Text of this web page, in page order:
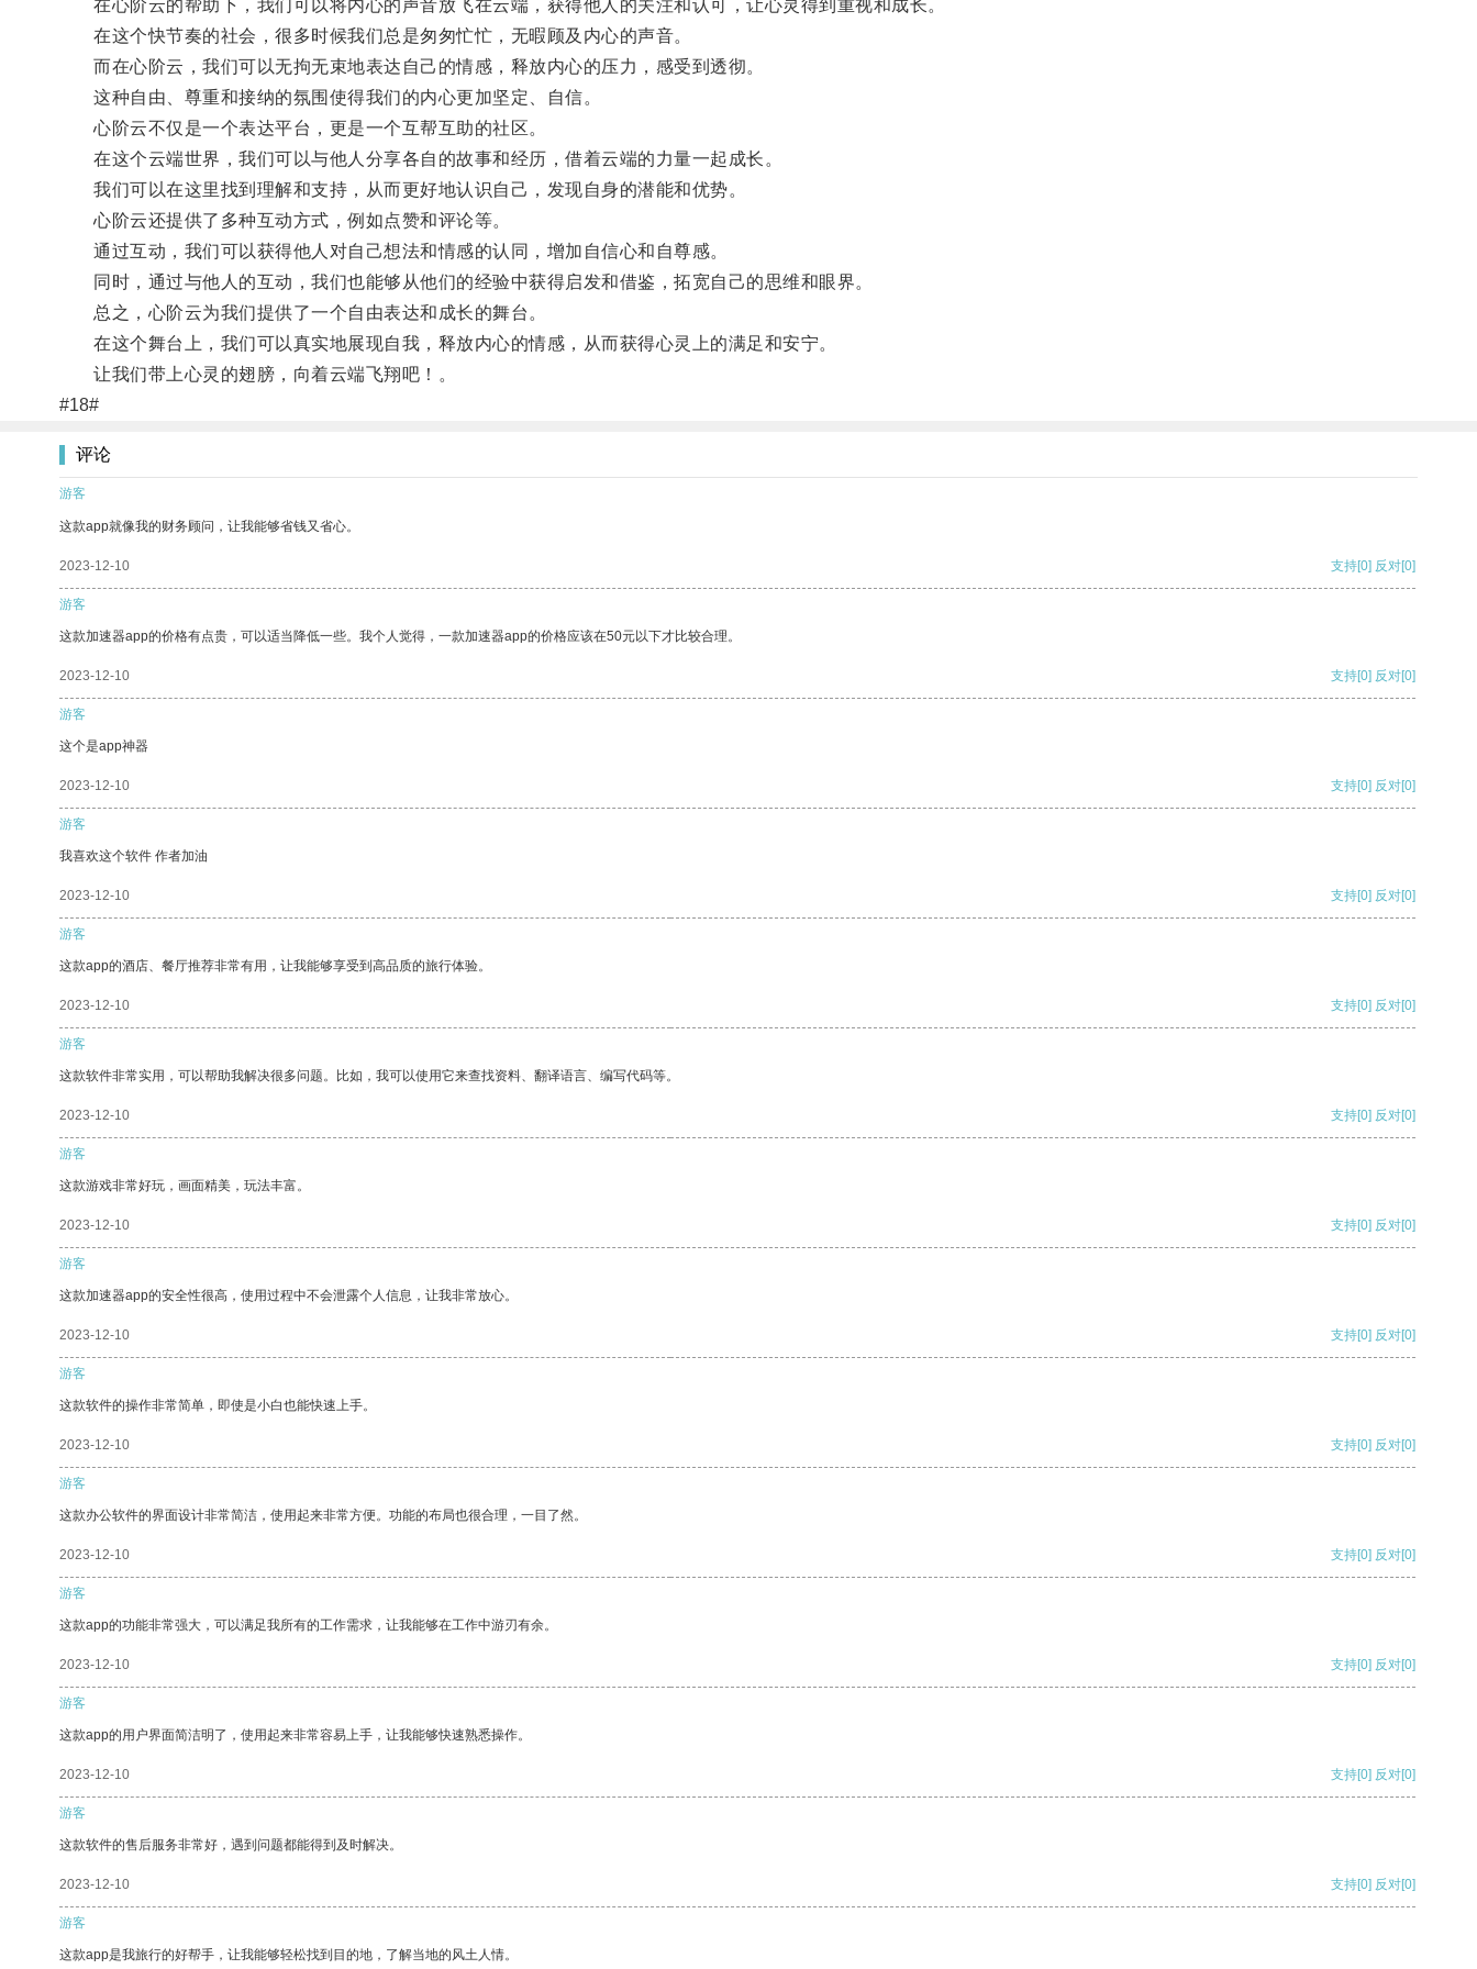
在心阶云的帮助下，我们可以将内心的声音放飞在云端，获得他人的关注和认可，让心灵得到重视和成长。
在这个快节奏的社会，很多时候我们总是匆匆忙忙，无暇顾及内心的声音。
而在心阶云，我们可以无拘无束地表达自己的情感，释放内心的压力，感受到透彻。
这种自由、尊重和接纳的氛围使得我们的内心更加坚定、自信。
心阶云不仅是一个表达平台，更是一个互帮互助的社区。
在这个云端世界，我们可以与他人分享各自的故事和经历，借着云端的力量一起成长。
我们可以在这里找到理解和支持，从而更好地认识自己，发现自身的潜能和优势。
心阶云还提供了多种互动方式，例如点赞和评论等。
通过互动，我们可以获得他人对自己想法和情感的认同，增加自信心和自尊感。
同时，通过与他人的互动，我们也能够从他们的经验中获得启发和借鉴，拓宽自己的思维和眼界。
总之，心阶云为我们提供了一个自由表达和成长的舞台。
在这个舞台上，我们可以真实地展现自我，释放内心的情感，从而获得心灵上的满足和安宁。
让我们带上心灵的翅膀，向着云端飞翔吧！。
#18#
评论
游客
这款app就像我的财务顾问，让我能够省钱又省心。
2023-12-10 支持[0] 反对[0]
游客
这款加速器app的价格有点贵，可以适当降低一些。我个人觉得，一款加速器app的价格应该在50元以下才比较合理。
2023-12-10 支持[0] 反对[0]
游客
这个是app神器
2023-12-10 支持[0] 反对[0]
游客
我喜欢这个软件 作者加油
2023-12-10 支持[0] 反对[0]
游客
这款app的酒店、餐厅推荐非常有用，让我能够享受到高品质的旅行体验。
2023-12-10 支持[0] 反对[0]
游客
这款软件非常实用，可以帮助我解决很多问题。比如，我可以使用它来查找资料、翻译语言、编写代码等。
2023-12-10 支持[0] 反对[0]
游客
这款游戏非常好玩，画面精美，玩法丰富。
2023-12-10 支持[0] 反对[0]
游客
这款加速器app的安全性很高，使用过程中不会泄露个人信息，让我非常放心。
2023-12-10 支持[0] 反对[0]
游客
这款软件的操作非常简单，即使是小白也能快速上手。
2023-12-10 支持[0] 反对[0]
游客
这款办公软件的界面设计非常简洁，使用起来非常方便。功能的布局也很合理，一目了然。
2023-12-10 支持[0] 反对[0]
游客
这款app的功能非常强大，可以满足我所有的工作需求，让我能够在工作中游刃有余。
2023-12-10 支持[0] 反对[0]
游客
这款app的用户界面简洁明了，使用起来非常容易上手，让我能够快速熟悉操作。
2023-12-10 支持[0] 反对[0]
游客
这款软件的售后服务非常好，遇到问题都能得到及时解决。
2023-12-10 支持[0] 反对[0]
游客
这款app是我旅行的好帮手，让我能够轻松找到目的地，了解当地的风土人情。